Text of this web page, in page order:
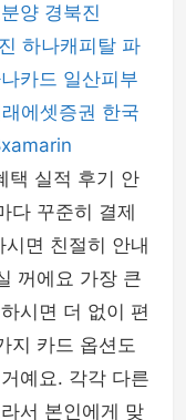
양 경북진
하나캐피탈 파
카드 일산피부
에셋증권 한국
택 실적 후기 안
다 꾸준히 결제
면 친절히 안내
꺼에요 가장 큰
시면 더 없이 편
지 카드 옵션도
예요. 각각 다른
서 본인에게 맞